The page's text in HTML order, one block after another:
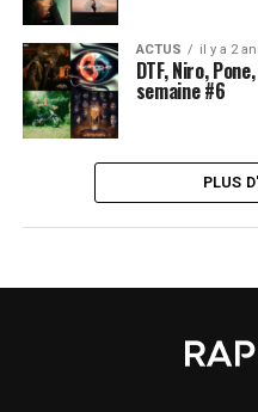
ACTUS il y a 2
DTF, Niro,
semaine #6
PLUS